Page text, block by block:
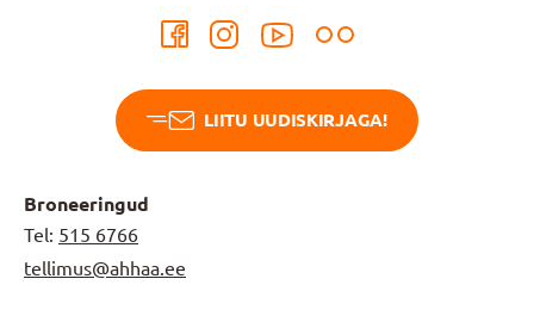
LIITU UUDISKIRJAGA!
Broneeringud
Tel: 515 6766
tellimus@ahhaa.ee